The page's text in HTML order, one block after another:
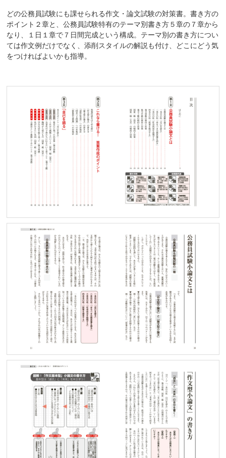
どの公務員試験にも課せられる作文・論文試験の対策書。書き方の
ポイント２章と、公務員試験特有のテーマ別書き方５章の７章から
なり、１日１章で７日間完成という構成。テーマ別の書き方につい
ては作文例だけでなく、添削スタイルの解説も付け、どこにどう気
をつければよいかも指導。